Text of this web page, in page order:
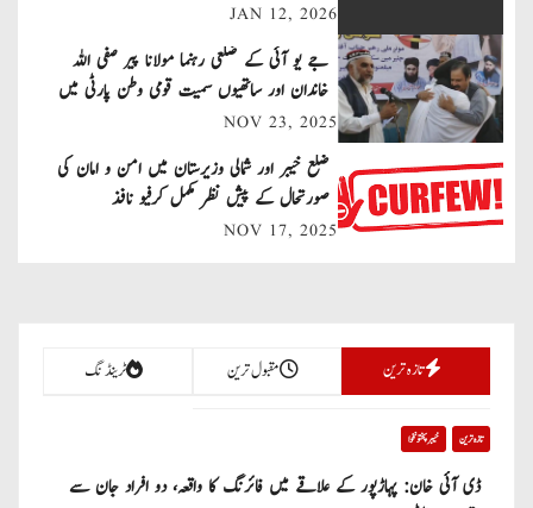
a
v
i
g
a
o
n
JAN 12, 2026
جے یو آئی کے ضلعی رہنما مولانا پیر صفی اللہ
خاندان اور ساتھیوں سمیت قومی وطن پارٹی میں
شامل
NOV 23, 2025
ضلع خیبر اور شمالی وزیرستان میں امن و امان کی
صورتحال کے پیش نظر مکمل کرفیو نافذ
NOV 17, 2025
تازہ ترین مقبول ترین ٹرینڈنگ
تازہ ترین خیبر پختونخوا
ڈی آئی خان: پہاڑپور کے علاقے میں فائرنگ کا واقعہ، دو افراد جان سے